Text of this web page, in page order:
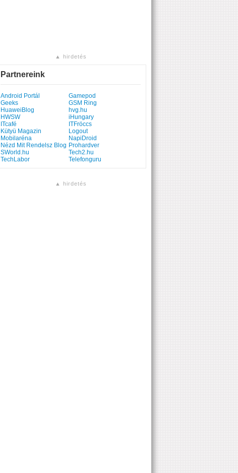
▲ hirdetés
Partnereink
Android Portál
Gamepod
Geeks
GSM Ring
HuaweiBlog
hvg.hu
HWSW
iHungary
ITcafé
ITFröccs
Kütyü Magazin
Logout
Mobilaréna
NapiDroid
Nézd Mit Rendelsz Blog Prohardver
SWorld.hu
Tech2.hu
TechLabor
Telefonguru
▲ hirdetés